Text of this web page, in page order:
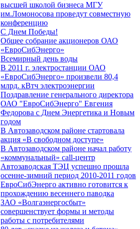
высшей школой бизнеса МГУ
им.Ломоносова проведут совместную
конференцию
С Днем Победы!
Общее собрание акционеров ОАО
«ЕвроСибЭнерго»
Всемирный день воды
В 2011 г. электростанции ОАО
«ЕвроСибЭнерго» произвели 80,4
млрд. кВтч электроэнергии
Поздравление генерального директора
ОАО "ЕвроСибЭнерго" Евгения
Федорова с Днем Энергетика и Новым
годом
В Автозаводском районе стартовала
акция «В свободном доступе»
В Автозаводском районе начал работу
«коммунальный» call-центр
Автозаводская ТЭЦ успешно прошла
осенне-зимний период 2010-2011 годов
ЕвроСибЭнерго активно готовится к
прохождению весеннего паводка
ЗАО «Волгаэнергосбыт»
совершенствует формы и методы
работы с потребителями